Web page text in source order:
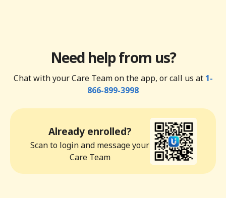
Need help from us?
Chat with your Care Team on the app, or call us at 1-
866-899-3998
Already enrolled?
Scan to login and message your
Care Team